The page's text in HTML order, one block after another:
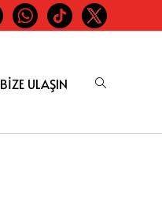
BİZE ULAŞIN